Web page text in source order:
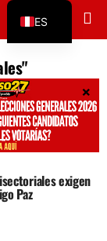
política y
renuncia de
exigen
Paz
ES
EN